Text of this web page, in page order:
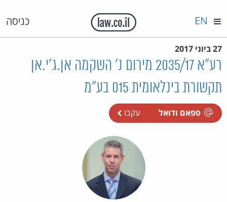
כניסה EN
27 ביוני 2017
רע"א 2035/17 מירום נ' השקמה אן.ג'י.אן
תקשורת בינלאומית 015 בע"מ
ספאם ודואל עקבו